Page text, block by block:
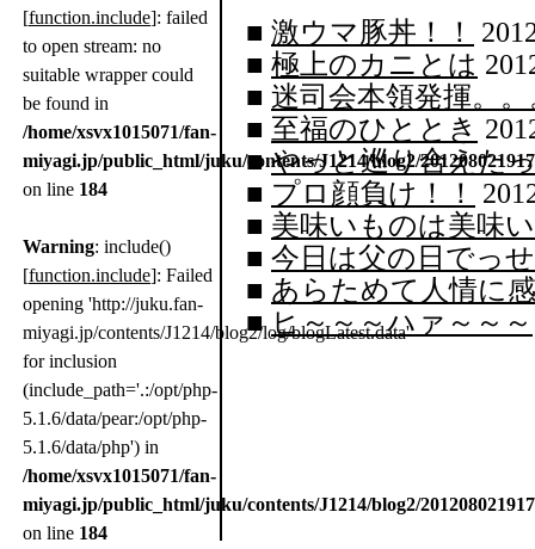
■ 激ウマ豚丼！！
■ 極上のカニとは
■ 迷司会本領発揮。。
■ 至福のひととき
■やっと巡り合えた
■ プロ顔負け！！
■ 美味いものは美味
■ 今日は父の日でっ
■ あらためて人情に
■ヒ～～～ハァ～～～
[function.include]: failed
to open stream: no
suitable wrapper could
be found in
/home/xsvx1015071/fan-
miyagi.jp/public_html/juku/contents/J1214/blog2/
on line 184
Warning: include()
[function.include]: Failed
opening 'http://juku.fan-
miyagi.jp/contents/J1214/blog2/log/blogLatest.data'
for inclusion
(include_path='.:/opt/php-
5.1.6/data/pear:/opt/php-
5.1.6/data/php') in
/home/xsvx1015071/fan-
miyagi.jp/public_html/juku/contents/J1214/blog2/
on line 184